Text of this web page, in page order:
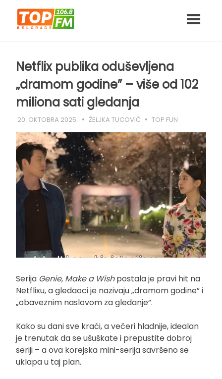
content
Netflix publika oduševljena
„dramom godine” – više od 102
miliona sati gledanja
20. OKTOBRA 2025. ŽELJKA TUCOVIĆ TOP FUN
Serija Genie, Make a Wishpostala je pravi hit na
Netflixu, a gledaoci je nazivaju „dramom godine” i
„obaveznim naslovom za gledanje”.
Kako su dani sve kraći, a večeri hladnije, idealan
je trenutak da se ušuškate i prepustite dobroj
seriji – a ova korejska mini-serija savršeno se
uklapa u taj plan.